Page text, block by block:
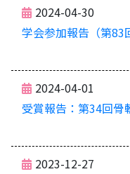
2024-04-30
学会参加報告（第83
2024-04-01
受賞報告：第34回骨
2023-12-27